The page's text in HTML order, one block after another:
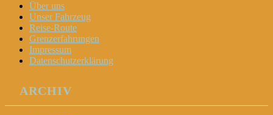
Über uns
Unser Fahrzeug
Reise-Route
Grenzerfahrungen
Impressum
Datenschutzerklärung
ARCHIV